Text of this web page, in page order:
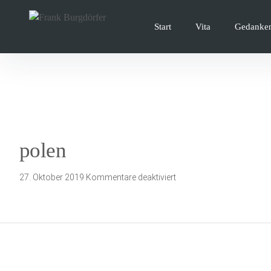
überspringen
Start Vita
polen
27. Oktober 2019 Kommentare deaktiviertfür